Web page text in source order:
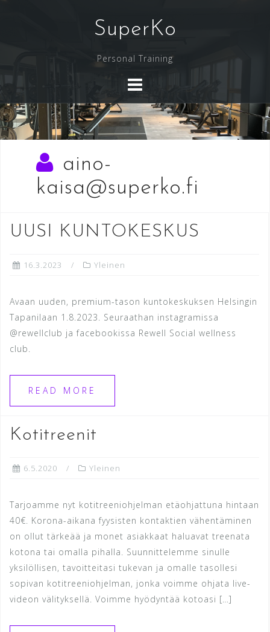
SuperKo
Personal Training
aino-
kaisa@superko.fi
UUSI KUNTOKESKUS
16.3.2023 Yleinen
Avaan uuden, premium-tason kuntokeskuksen Helsingin
Tapanilaan 1.8.2023. Seuraathan instagramissa
@rewellclub ja facebookissa Rewell Social wellness
club.
READ MORE
Kotitreenit
6.5.2020 Yleinen
Tarjoamme nyt kotitreeniohjelman etäohjattuna hintaan
40€. Korona-aikana fyysisten kontaktien vähentäminen
on ollut tärkeää ja monet asiakkaat haluavat treenata
kotona tai omalla pihalla. Suunnittelemme sinulle
yksilöllisen, tavoitteitasi tukevan ja omalle tasollesi
sopivan kotitreeniohjelman, jonka voimme ohjata live-
videon välityksellä. Voimme hyödyntää kotoasi […]